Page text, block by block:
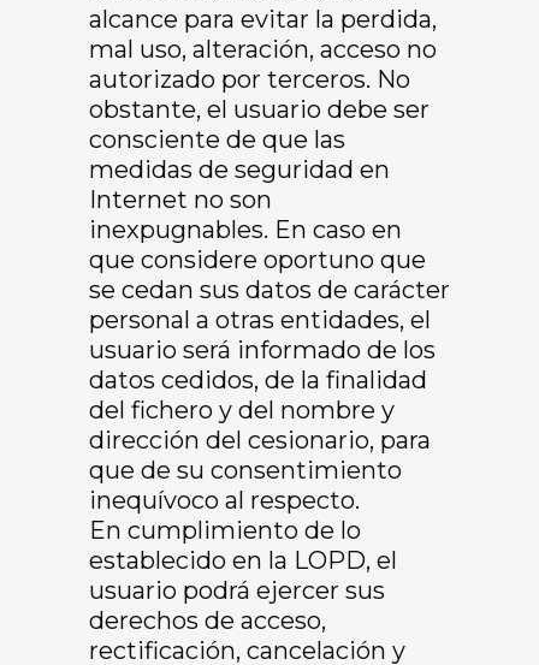
alcance para evitar la perdida,
mal uso, alteración, acceso no
autorizado por terceros. No
obstante, el usuario debe ser
consciente de que las
medidas de seguridad en
Internet no son
inexpugnables. En caso en
que considere oportuno que
se cedan sus datos de carácter
personal a otras entidades, el
usuario será informado de los
datos cedidos, de la finalidad
del fichero y del nombre y
dirección del cesionario, para
que de su consentimiento
inequívoco al respecto.
En cumplimiento de lo
establecido en la LOPD, el
usuario podrá ejercer sus
derechos de acceso,
rectificación, cancelación y